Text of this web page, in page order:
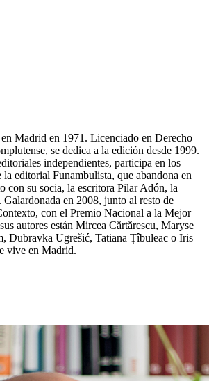
Madrid en 1971. Licenciado en Derecho
se dedica a la edición desde 1999.
independientes, participa en los
editorial Funambulista, que abandona en
con su socia, la escritora Pilar Adón, la
en 2008, junto al resto de
con el Premio Nacional a la Mejor
autores están Mircea Cărtărescu, Maryse
Dubravka Ugrešić, Tatiana Țîbuleac o Iris
vive en Madrid.